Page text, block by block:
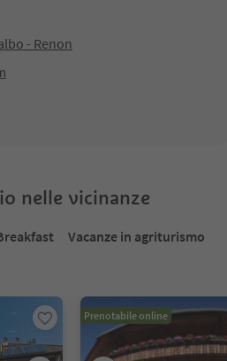
- Renon
nelle vicinanze
Vacanze in agriturismo
Prenotabile online